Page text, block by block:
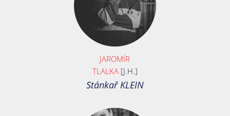
JAROMÍR
TLALKA[J.H.]
Stánkař KLEIN